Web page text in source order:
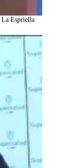
La Espriella